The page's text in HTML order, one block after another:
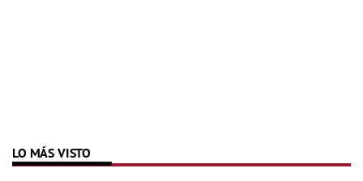
LO MÁS VISTO